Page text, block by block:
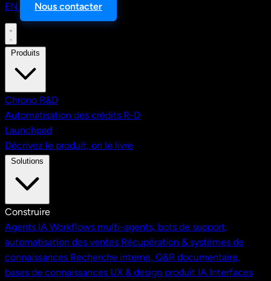
EN
Nous contacter
Chrono R&D
Automatisation des crédits R-D
Launchpad
Décrivez le produit, on le livre
Construire
Agents IA Workflows multi-agents, bots de support,
automatisation des ventes Récupération & systèmes de
connaissances Recherche interne, Q&R documentaire,
bases de connaissances UX & design produit IA Interfaces